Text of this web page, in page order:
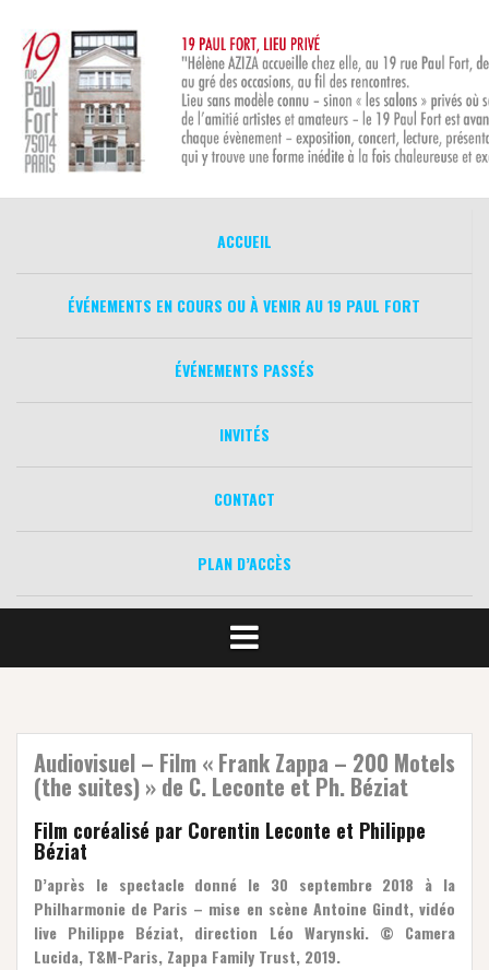
contenu
ACCUEIL
ÉVÉNEMENTS EN COURS OU À VENIR AU 19 PAUL FORT
ÉVÉNEMENTS PASSÉS
INVITÉS
CONTACT
PLAN D’ACCÈS
Audiovisuel – Film « Frank Zappa – 200 Motels
(the suites) » de C. Leconte et Ph. Béziat
Film coréalisé par Corentin Leconte et Philippe
Béziat
D’après le spectacle donné le 30 septembre 2018 à la
Philharmonie de Paris – mise en scène Antoine Gindt, vidéo
live Philippe Béziat, direction Léo Warynski. © Camera
Lucida, T&M-Paris, Zappa Family Trust, 2019.